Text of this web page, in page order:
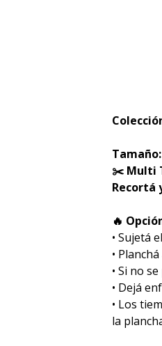
✂️ Multi
Recortá
🔥
• Sujetá
•
• Si no
• Dejá
• Los
la